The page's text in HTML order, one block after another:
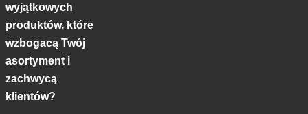
wyjątkowych
produktów, które
wzbogacą Twój
asortyment i
zachwycą
klientów?